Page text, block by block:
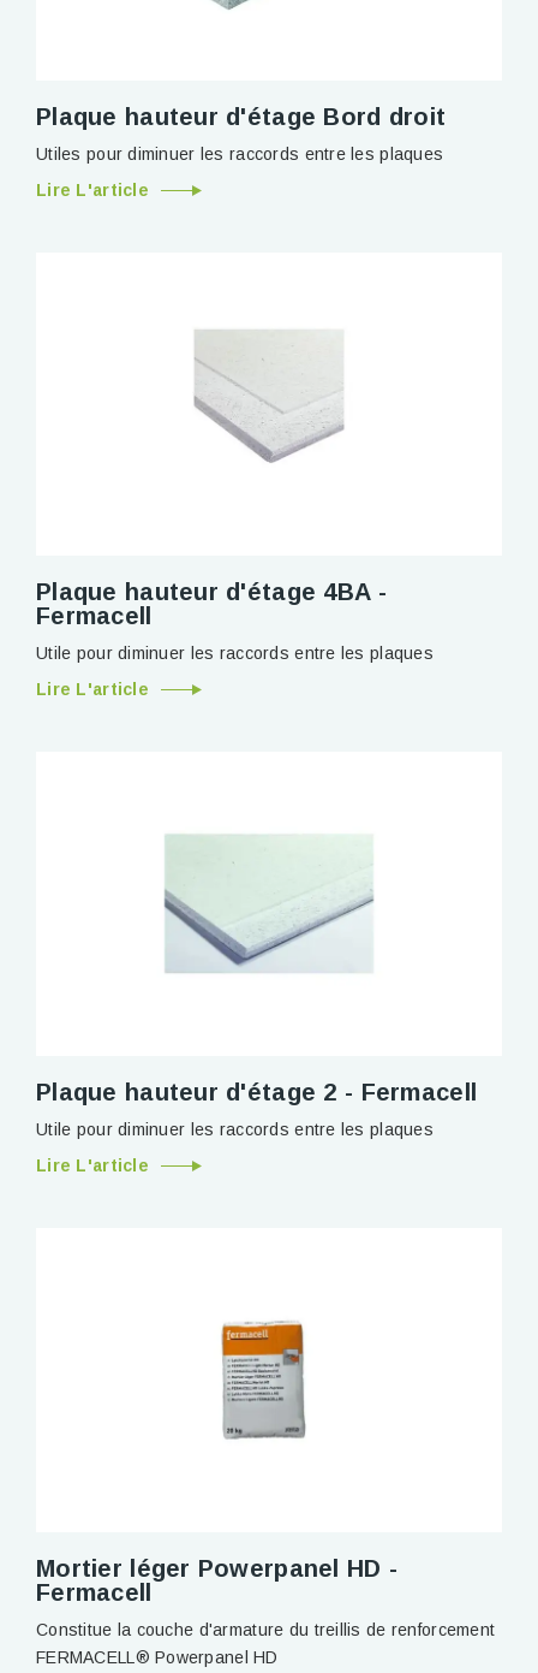
Plaque hauteur d'étage Bord droit
Utiles pour diminuer les raccords entre les plaques
Lire L'article
Plaque hauteur d'étage 4BA -
Fermacell
Utile pour diminuer les raccords entre les plaques
Lire L'article
Plaque hauteur d'étage 2 - Fermacell
Utile pour diminuer les raccords entre les plaques
Lire L'article
Mortier léger Powerpanel HD -
Fermacell
Constitue la couche d'armature du treillis de renforcement
FERMACELL® Powerpanel HD